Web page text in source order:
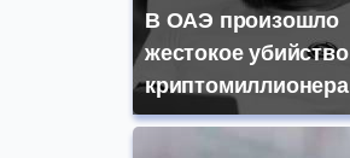
В ОАЭ произошло
жестокое убийство
криптомиллионера